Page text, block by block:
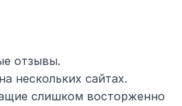
отзывы.
нескольких сайтах.
слишком восторженно